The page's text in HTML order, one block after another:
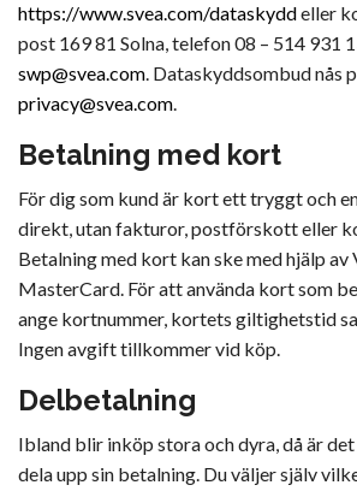
https://www.svea.com/dataskyddeller
post 169 81 Solna, telefon 08 – 514 931
swp@svea.com. Dataskyddsombud nås
privacy@svea.com.
Betalning med kort
För dig som kund är kort ett tryggt och
direkt, utan fakturor, postförskott eller
Betalning med kort kan ske med hjälp av
MasterCard. För att använda kort som
ange kortnummer, kortets giltighetstid
Ingen avgift tillkommer vid köp.
Delbetalning
Ibland blir inköp stora och dyra, då är
dela upp sin betalning. Du väljer själv